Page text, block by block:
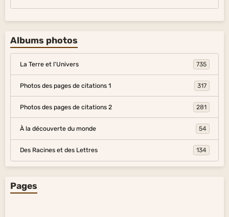
Albums photos
La Terre et l'Univers 735
Photos des pages de citations 1 317
Photos des pages de citations 2 281
À la découverte du monde 54
Des Racines et des Lettres 134
Pages